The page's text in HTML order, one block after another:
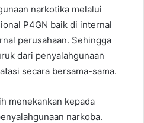
narkotika melalui
P4GN baik di internal
perusahaan. Sehingga
dari penyalahgunaan
secara bersama-sama.
menekankan kepada
narkoba.